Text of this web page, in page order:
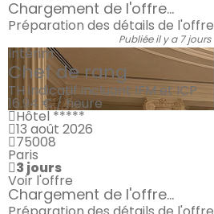
Chargement de l'offre...
Préparation des détails de l'offre
Publiée il y a 7 jours
Intérim
Chef de rang
TH indicatif incluant IFM et ICP
16.94 € / heure
Hôtel *****
13 août 2026
75008
Paris
3 jours
Voir l'offre
Chargement de l'offre...